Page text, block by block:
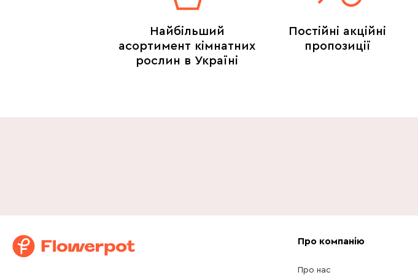
Найбільший
асортимент кімнатних
рослин в Україні
Постійні акційні
пропозиції
Про компанію
Про нас